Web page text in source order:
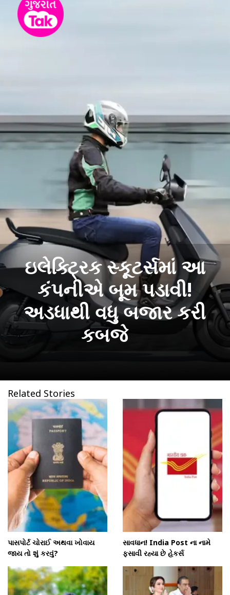
ઇલેક્ટ્રિક સ્કૂટર્સમાં આ
કંપનીએ બૂમ પડાવી!
અડધાથી વધુ બજાર કરી
કબજે
Related Stories
પાસપોર્ટ ચોરાઈ અથવા ખોવાય
જાય તો શું કરવું?
સાવધાન! India Post ના નામે
ફસાવી રહ્યા છે હેકર્સ